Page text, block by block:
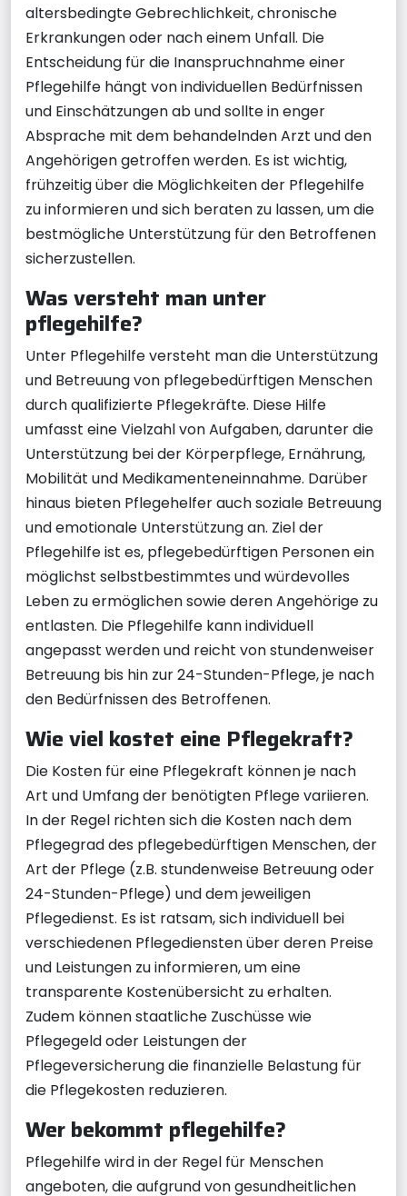
altersbedingte Gebrechlichkeit, chronische
Erkrankungen oder nach einem Unfall. Die
Entscheidung für die Inanspruchnahme einer
Pflegehilfe hängt von individuellen Bedürfnissen
und Einschätzungen ab und sollte in enger
Absprache mit dem behandelnden Arzt und den
Angehörigen getroffen werden. Es ist wichtig,
frühzeitig über die Möglichkeiten der Pflegehilfe
zu informieren und sich beraten zu lassen, um die
bestmögliche Unterstützung für den Betroffenen
sicherzustellen.
Was versteht man unter
pflegehilfe?
Unter Pflegehilfe versteht man die Unterstützung
und Betreuung von pflegebedürftigen Menschen
durch qualifizierte Pflegekräfte. Diese Hilfe
umfasst eine Vielzahl von Aufgaben, darunter die
Unterstützung bei der Körperpflege, Ernährung,
Mobilität und Medikamenteneinnahme. Darüber
hinaus bieten Pflegehelfer auch soziale Betreuung
und emotionale Unterstützung an. Ziel der
Pflegehilfe ist es, pflegebedürftigen Personen ein
möglichst selbstbestimmtes und würdevolles
Leben zu ermöglichen sowie deren Angehörige zu
entlasten. Die Pflegehilfe kann individuell
angepasst werden und reicht von stundenweiser
Betreuung bis hin zur 24-Stunden-Pflege, je nach
den Bedürfnissen des Betroffenen.
Wie viel kostet eine Pflegekraft?
Die Kosten für eine Pflegekraft können je nach
Art und Umfang der benötigten Pflege variieren.
In der Regel richten sich die Kosten nach dem
Pflegegrad des pflegebedürftigen Menschen, der
Art der Pflege (z.B. stundenweise Betreuung oder
24-Stunden-Pflege) und dem jeweiligen
Pflegedienst. Es ist ratsam, sich individuell bei
verschiedenen Pflegediensten über deren Preise
und Leistungen zu informieren, um eine
transparente Kostenübersicht zu erhalten.
Zudem können staatliche Zuschüsse wie
Pflegegeld oder Leistungen der
Pflegeversicherung die finanzielle Belastung für
die Pflegekosten reduzieren.
Wer bekommt pflegehilfe?
Pflegehilfe wird in der Regel für Menschen
angeboten, die aufgrund von gesundheitlichen